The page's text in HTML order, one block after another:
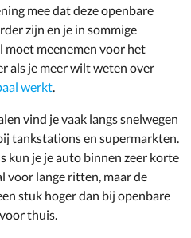
mee dat deze openbare
zijn en je in sommige
moet meenemen voor het
als je meer wilt weten over
werkt.
vind je vaak langs snelwegen
tankstations en supermarkten.
kun je je auto binnen zeer korte
voor lange ritten, maar de
stuk hoger dan bij openbare
thuis.